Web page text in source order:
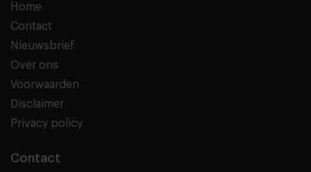
Home
Contact
Nieuwsbrief
Over ons
Voorwaarden
Disclaimer
Privacy policy
Contact